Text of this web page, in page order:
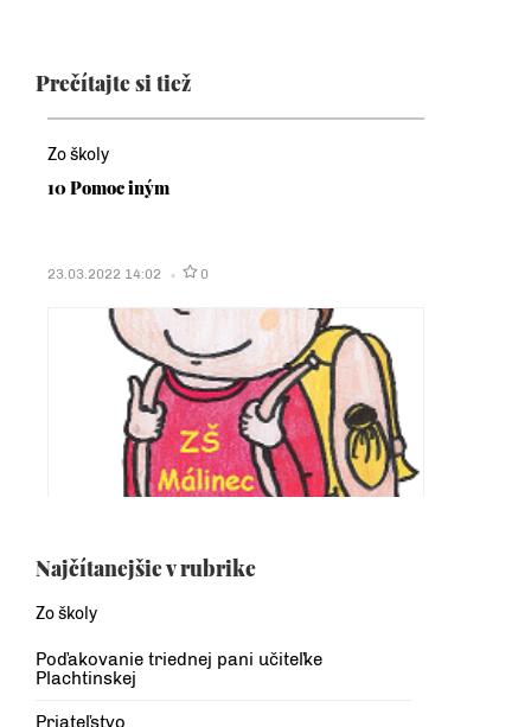
Prečítajte si tiež
Zo školy
10 Pomoc iným
23.03.2022 14:02 0
Najčítanejšie v rubrike
Zo školy
Poďakovanie triednej pani učiteľke
Plachtinskej
Priateľstvo